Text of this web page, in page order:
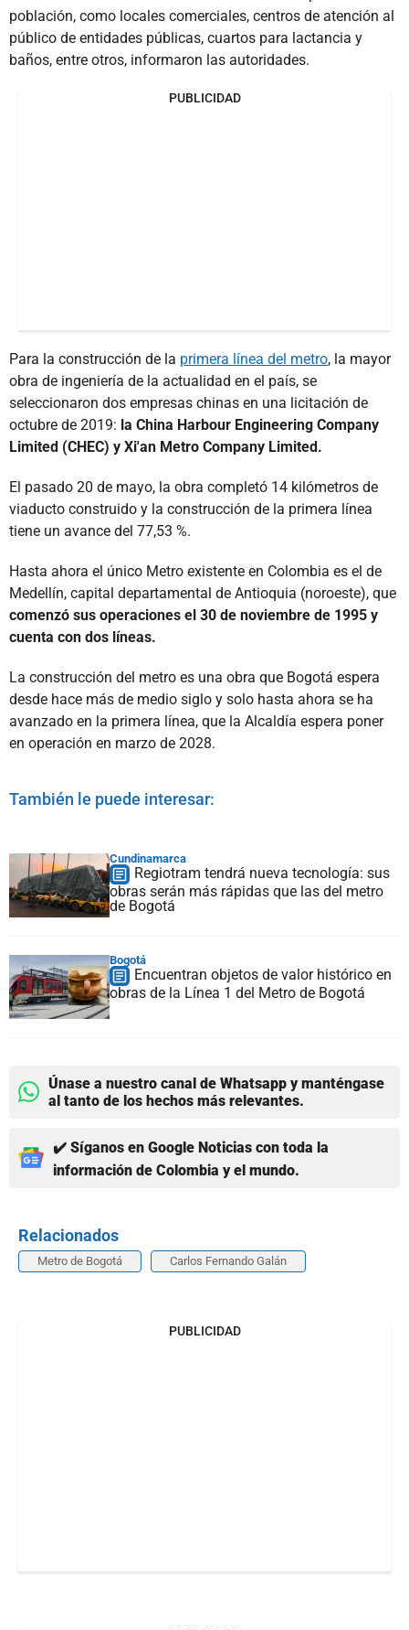
población, como locales comerciales, centros de atención al
público de entidades públicas, cuartos para lactancia y
baños, entre otros, informaron las autoridades.
PUBLICIDAD
Para la construcción de la primera línea del metro, la mayor
obra de ingeniería de la actualidad en el país, se
seleccionaron dos empresas chinas en una licitación de
octubre de 2019: la China Harbour Engineering Company
Limited (CHEC) y Xi'an Metro Company Limited.
El pasado 20 de mayo, la obra completó 14 kilómetros de
viaducto construido y la construcción de la primera línea
tiene un avance del 77,53 %.
Hasta ahora el único Metro existente en Colombia es el de
Medellín, capital departamental de Antioquia (noroeste), que
comenzó sus operaciones el 30 de noviembre de 1995 y
cuenta con dos líneas.
La construcción del metro es una obra que Bogotá espera
desde hace más de medio siglo y solo hasta ahora se ha
avanzado en la primera línea, que la Alcaldía espera poner
en operación en marzo de 2028.
También le puede interesar:
Cundinamarca
Regiotram tendrá nueva tecnología: sus
obras serán más rápidas que las del metro
de Bogotá
Bogotá
Encuentran objetos de valor histórico en
obras de la Línea 1 del Metro de Bogotá
Únase a nuestro canal de Whatsapp y manténgase
al tanto de los hechos más relevantes.
✔️ Síganos en Google Noticias con toda la
información de Colombia y el mundo.
Relacionados
Metro de Bogotá Carlos Fernando Galán
PUBLICIDAD